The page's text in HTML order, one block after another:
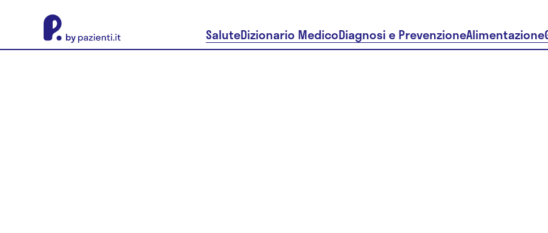
SaluteDizionario MedicoDiagnosi e PrevenzioneAlimentazione